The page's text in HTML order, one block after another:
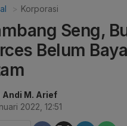
Korporasi
Seng,
Belum
Andi M. Arief
2022, 12:51